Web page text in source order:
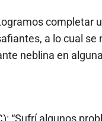
completar
a lo cual se
neblina en